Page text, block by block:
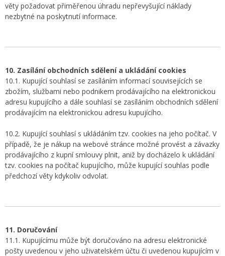
věty požadovat přiměřenou úhradu nepřevyšující náklady
nezbytné na poskytnutí informace.
10. Zasílání obchodních sdělení a ukládání cookies
10.1. Kupující souhlasí se zasíláním informací souvisejících se
zbožím, službami nebo podnikem prodávajícího na elektronickou
adresu kupujícího a dále souhlasí se zasíláním obchodních sdělení
prodávajícím na elektronickou adresu kupujícího.
10.2. Kupující souhlasí s ukládáním tzv. cookies na jeho počítač. V
případě, že je nákup na webové stránce možné provést a závazky
prodávajícího z kupní smlouvy plnit, aniž by docházelo k ukládání
tzv. cookies na počítač kupujícího, může kupující souhlas podle
předchozí věty kdykoliv odvolat.
11. Doručování
11.1. Kupujícímu může být doručováno na adresu elektronické
pošty uvedenou v jeho uživatelském účtu či uvedenou kupujícím v